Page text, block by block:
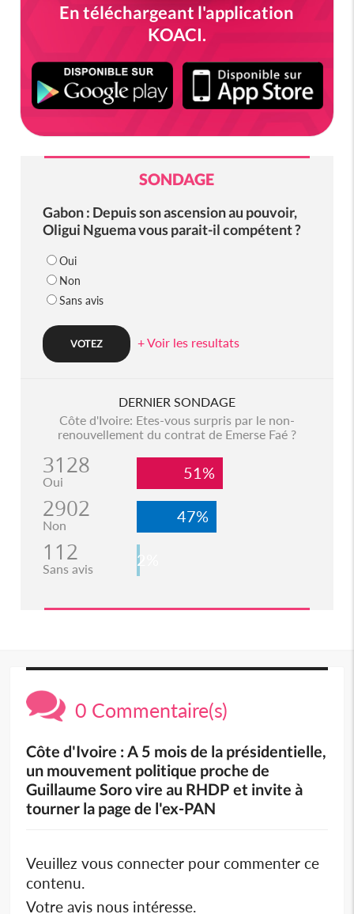
En téléchargeant l'application
KOACI.
SONDAGE
Gabon : Depuis son ascension au pouvoir,
Oligui Nguema vous parait-il compétent ?
Oui
Non
Sans avis
+ Voir les resultats
DERNIER SONDAGE
Côte d'Ivoire: Etes-vous surpris par le non-
renouvellement du contrat de Emerse Faé ?
3128
Oui 51%
2902
Non 47%
112
Sans avis 2%
0 Commentaire(s)
Côte d'Ivoire : A 5 mois de la présidentielle,
un mouvement politique proche de
Guillaume Soro vire au RHDP et invite à
tourner la page de l'ex-PAN
Veuillez vous connecter pour commenter ce
contenu.
Votre avis nous intéresse.